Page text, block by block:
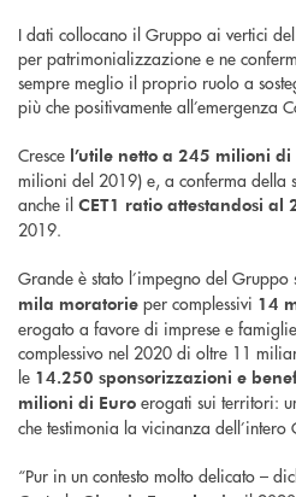
I dati collocano il Gruppo ai vertici
per patrimonializzazione e ne
sempre meglio il proprio ruolo a
più che positivamente all’emergenza
Cresce l’utile netto a 245 milioni di
milioni del 2019) e, a conferma
anche il CET1 ratio attestandosi al
2019.
Grande è stato l’impegno del Gruppo
mila moratorie per complessivi 14
erogato a favore di imprese e
complessivo nel 2020 di oltre 11
le 14.250 sponsorizzazioni e
milioni di Euro erogati sui territori:
che testimonia la vicinanza
“Pur in un contesto molto delicato –